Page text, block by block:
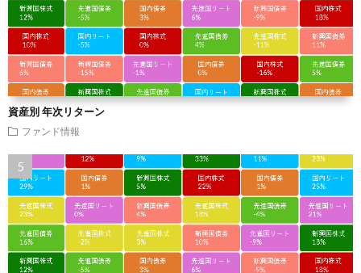
資産別 年次リターン
ファンド情報